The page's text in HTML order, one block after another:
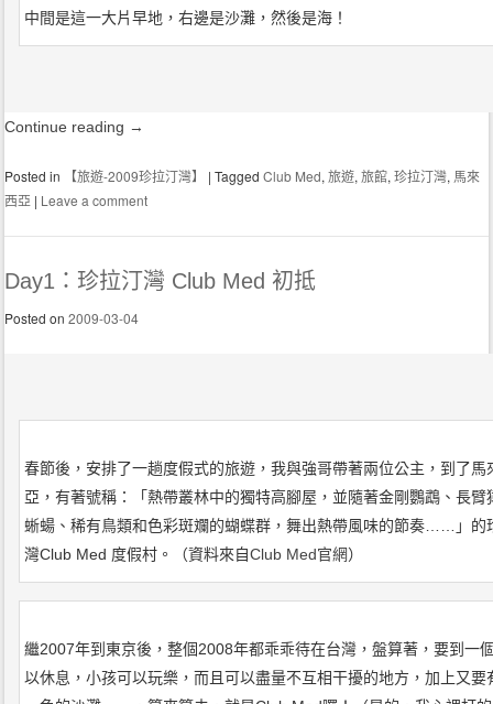
中間是這一大片早地，右邊是沙灘，然後是海！
Continue reading →
Posted in 【旅遊-2009珍拉汀灣】 |TaggedClub Med,旅遊,旅館,珍拉汀灣, 馬來
西亞 | Leave a comment
Day1：珍拉汀灣 Club Med 初抵
Posted on2009-03-04
春節後，安排了一趟度假式的旅遊，我與強哥帶著兩位公主，到了馬
亞，有著號稱：「熱帶叢林中的獨特高腳屋，並隨著金剛鸚鵡、長臂
蜥蝪、稀有鳥類和色彩斑斕的蝴蝶群，舞出熱帶風味的節奏……」的
灣Club Med 度假村。（資料來自Club Med官網）
繼2007年到東京後，整個2008年都乖乖待在台灣，盤算著，要到一
以休息，小孩可以玩樂，而且可以盡量不互相干擾的地方，加上又要